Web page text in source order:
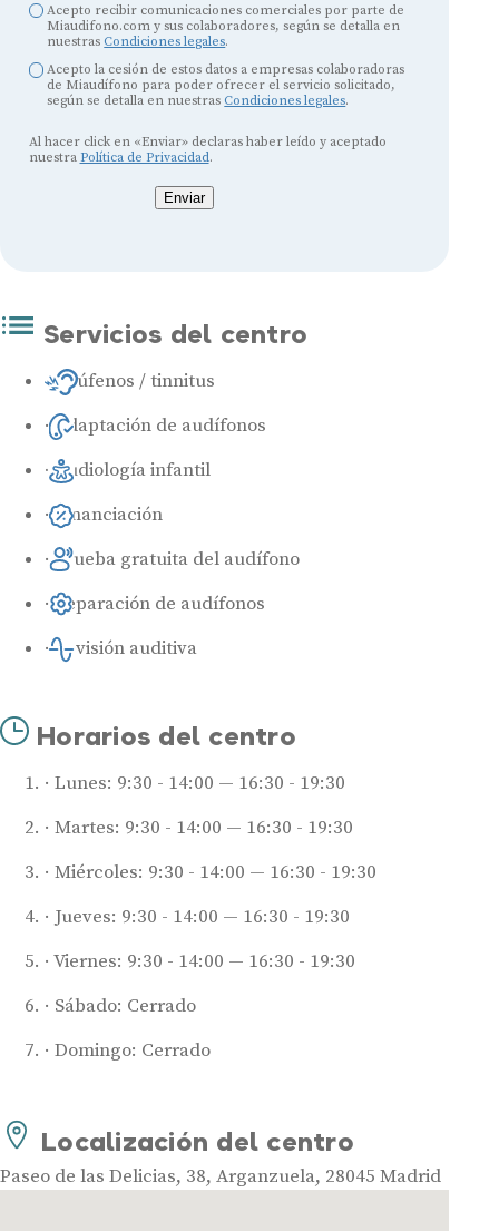
Acepto recibir comunicaciones comerciales por parte de
Miaudifono.com y sus colaboradores, según se detalla en
nuestras Condiciones legales.
Acepto la cesión de estos datos a empresas colaboradoras
de Miaudífono para poder ofrecer el servicio solicitado,
según se detalla en nuestras Condiciones legales.
Al hacer click en «Enviar» declaras haber leído y aceptado
nuestra Política de Privacidad.
Enviar
Servicios del centro
Acúfenos / tinnitus
Adaptación de audífonos
Audiología infantil
Financiación
Prueba gratuita del audífono
Reparación de audífonos
Revisión auditiva
Horarios del centro
Lunes: 9:30 - 14:00 — 16:30 - 19:30
Martes: 9:30 - 14:00 — 16:30 - 19:30
Miércoles: 9:30 - 14:00 — 16:30 - 19:30
Jueves: 9:30 - 14:00 — 16:30 - 19:30
Viernes: 9:30 - 14:00 — 16:30 - 19:30
Sábado: Cerrado
Domingo: Cerrado
Localización del centro
Paseo de las Delicias, 38, Arganzuela, 28045 Madrid
Mejores marcas de audífonos
Tipos de audífonos para la sordera
Audífonos bluetooth
Audífonos inteligentes